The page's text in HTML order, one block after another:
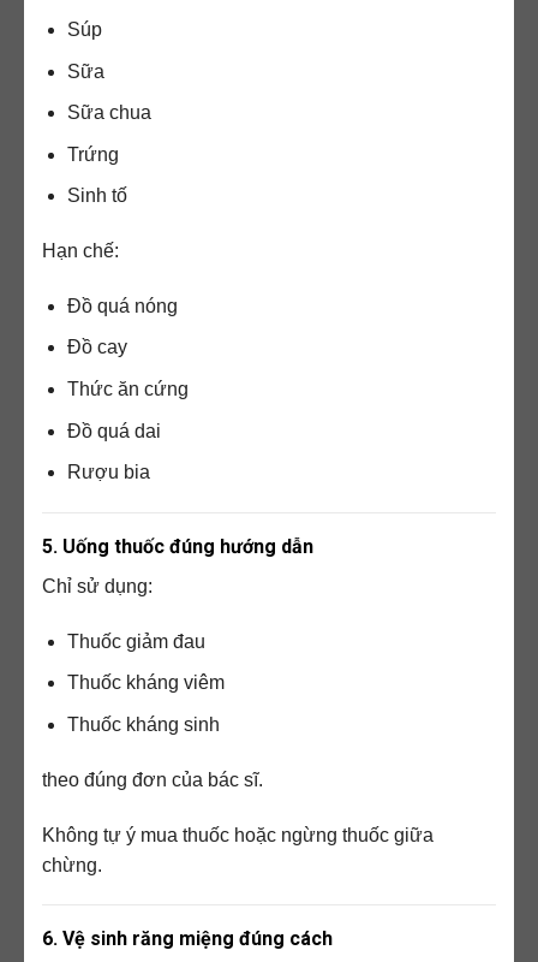
Súp
Sữa
Sữa chua
Trứng
Sinh tố
Hạn chế:
Đồ quá nóng
Đồ cay
Thức ăn cứng
Đồ quá dai
Rượu bia
5. Uống thuốc đúng hướng dẫn
Chỉ sử dụng:
Thuốc giảm đau
Thuốc kháng viêm
Thuốc kháng sinh
theo đúng đơn của bác sĩ.
Không tự ý mua thuốc hoặc ngừng thuốc giữa
chừng.
6. Vệ sinh răng miệng đúng cách